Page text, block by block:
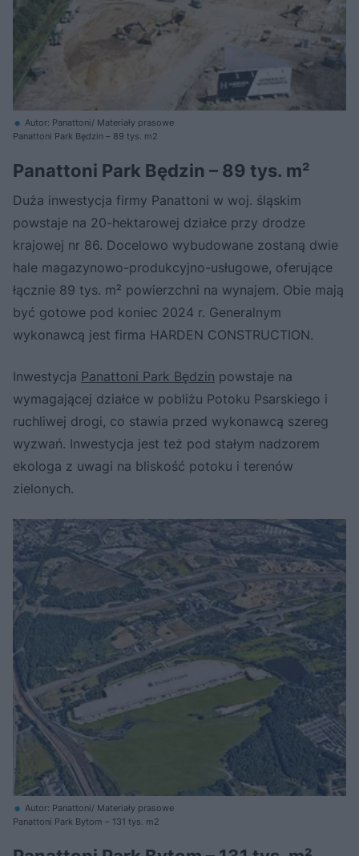
Autor: Panattoni/ Materiały prasowe
Panattoni Park Będzin – 89 tys. m2
Panattoni Park Będzin – 89 tys. m²
Duża inwestycja firmy Panattoni w woj. śląskim
powstaje na 20-hektarowej działce przy drodze
krajowej nr 86. Docelowo wybudowane zostaną dwie
hale magazynowo-produkcyjno-usługowe, oferujące
łącznie 89 tys. m² powierzchni na wynajem. Obie mają
być gotowe pod koniec 2024 r. Generalnym
wykonawcą jest firma HARDEN CONSTRUCTION.
Inwestycja Panattoni Park Będzin powstaje na
wymagającej działce w pobliżu Potoku Psarskiego i
ruchliwej drogi, co stawia przed wykonawcą szereg
wyzwań. Inwestycja jest też pod stałym nadzorem
ekologa z uwagi na bliskość potoku i terenów
zielonych.
Autor: Panattoni/ Materiały prasowe
Panattoni Park Bytom – 131 tys. m2